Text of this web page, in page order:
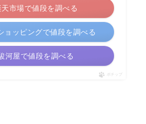
天市場で値段を調べる
ョッピングで値段を調べる
河屋で値段を調べる
ポチップ